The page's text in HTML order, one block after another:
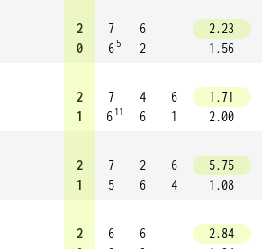
2
0
7
6 5
6
2
2.23
1.56
2
1
7
6 11
4
6
6
1
1.71
2.00
2
1
7
5
2
6
6
4
5.75
1.08
2
6
6
2.84